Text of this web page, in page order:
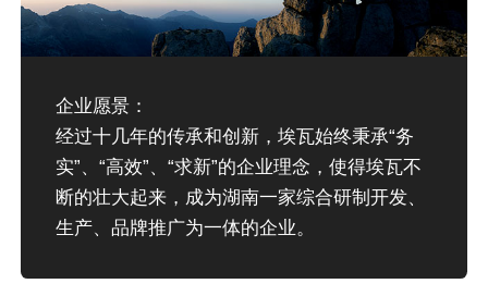
企业愿景：
经过十几年的传承和创新，埃瓦始终秉承“务
实”、“高效”、“求新”的企业理念，使得埃瓦不
断的壮大起来，成为湖南一家综合研制开发、
生产、品牌推广为一体的企业。